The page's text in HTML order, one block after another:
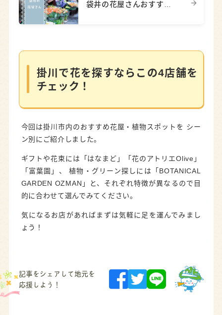
袋井の花屋さんおすすめガイド｜おしゃれな専門店から地元直売所まで6選
掛川で花を探すならこの4店舗を
チェック！
今回は掛川市内のおすすめ花屋・植物スポットを シー
ン別にご紹介しました。
ギフトや花束には「はなまど」「花のアトリエOlive」
「富葉園」、 植物・グリーン探しには「BOTANICAL
GARDEN OZMAN」と、それぞれ特徴が異なるので目
的に合わせて選んでみてください。
気になるお店があればまずは気軽に足を運んでみまし
ょう！
記事をシェアして地元を
応援しよう！